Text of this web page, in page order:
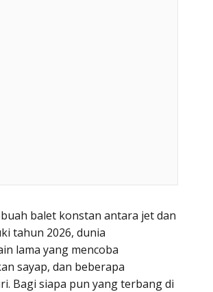
balet konstan antara jet dan
tahun 2026, dunia
lama yang mencoba
sayap, dan beberapa
Bagi siapa pun yang terbang di